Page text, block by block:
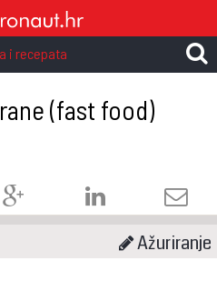
i recepata
(fast food)
Ažuriranje